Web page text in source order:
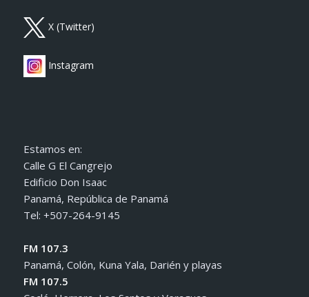
X (Twitter)
Instagram
Estamos en:
Calle G El Cangrejo
Edificio Don Isaac
Panamá, República de Panamá
Tel: +507-264-9145
FM 107.3
Panamá, Colón, Kuna Yala, Darién y playas
FM 107.5